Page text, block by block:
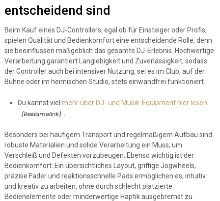
entscheidend sind
Beim Kauf eines DJ-Controllers, egal ob für Einsteiger oder Profis,
spielen Qualität und Bedienkomfort eine entscheidende Rolle, denn
sie beeinflussen maßgeblich das gesamte DJ-Erlebnis. Hochwertige
Verarbeitung garantiert Langlebigkeit und Zuverlässigkeit, sodass
der Controller auch bei intensiver Nutzung, sei es im Club, auf der
Bühne oder im heimischen Studio, stets einwandfrei funktioniert.
Du kannst viel mehr über DJ- und Musik-Equipment hier lesen
Besonders bei häufigem Transport und regelmäßigem Aufbau sind
robuste Materialien und solide Verarbeitung ein Muss, um
Verschleiß und Defekten vorzubeugen. Ebenso wichtig ist der
Bedienkomfort: Ein übersichtliches Layout, griffige Jogwheels,
präzise Fader und reaktionsschnelle Pads ermöglichen es, intuitiv
und kreativ zu arbeiten, ohne durch schlecht platzierte
Bedienelemente oder minderwertige Haptik ausgebremst zu